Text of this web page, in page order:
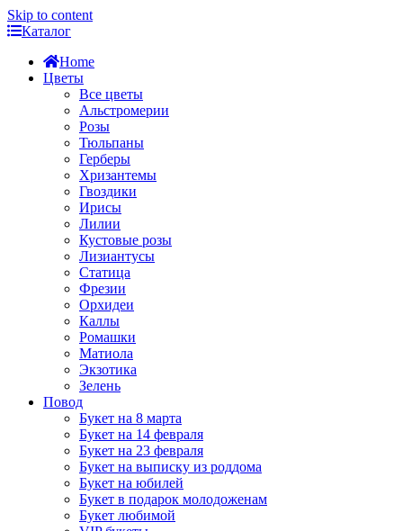
Skip to content
Каталог
Home
Цветы
Все цветы
Альстромерии
Розы
Тюльпаны
Герберы
Хризантемы
Гвоздики
Ирисы
Лилии
Кустовые розы
Лизиантусы
Статица
Фрезии
Орхидеи
Каллы
Ромашки
Матиола
Экзотика
Зелень
Повод
Букет на 8 марта
Букет на 14 февраля
Букет на 23 февраля
Букет на выписку из роддома
Букет на юбилей
Букет в подарок молодоженам
Букет любимой